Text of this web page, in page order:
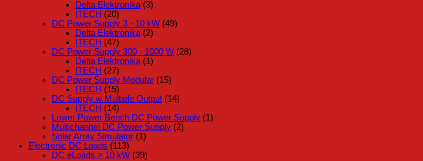
Delta Elektronika (3)
ITECH (20)
DC Power Supply 3 - 10 kW (49)
Delta Elektronika (2)
ITECH (47)
DC Power Supply 300 - 1000 W (28)
Delta Elektronika (1)
ITECH (27)
DC Power Supply Modular (15)
ITECH (15)
DC Supply w Multiple Output (14)
ITECH (14)
Lower Power Bench DC Power Supply (1)
Multichannel DC Power Supply (2)
Solar Array Simulator (1)
Electronic DC Loads (113)
DC eLoads > 10 kW (39)